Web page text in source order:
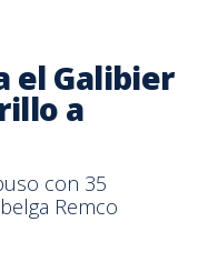
el Galibier
a
con 35
Remco